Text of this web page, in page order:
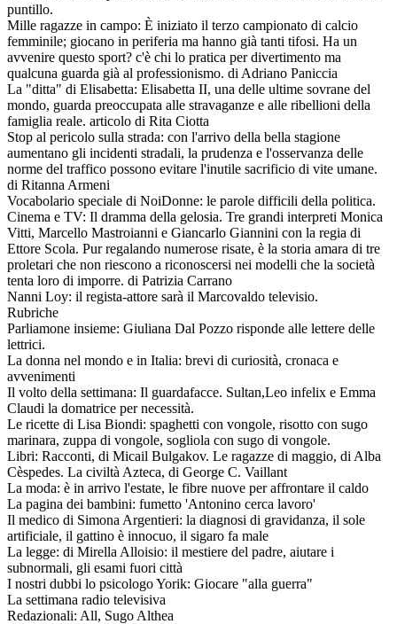
puntillo.
Mille ragazze in campo: È iniziato il terzo campionato di calcio
femminile; giocano in periferia ma hanno già tanti tifosi. Ha un
avvenire questo sport? c'è chi lo pratica per divertimento ma
qualcuna guarda già al professionismo. di Adriano Paniccia
La "ditta" di Elisabetta: Elisabetta II, una delle ultime sovrane del
mondo, guarda preoccupata alle stravaganze e alle ribellioni della
famiglia reale. articolo di Rita Ciotta
Stop al pericolo sulla strada: con l'arrivo della bella stagione
aumentano gli incidenti stradali, la prudenza e l'osservanza delle
norme del traffico possono evitare l'inutile sacrificio di vite umane.
di Ritanna Armeni
Vocabolario speciale di NoiDonne: le parole difficili della politica.
Cinema e TV: Il dramma della gelosia. Tre grandi interpreti Monica
Vitti, Marcello Mastroianni e Giancarlo Giannini con la regia di
Ettore Scola. Pur regalando numerose risate, è la storia amara di tre
proletari che non riescono a riconoscersi nei modelli che la società
tenta loro di imporre. di Patrizia Carrano
Nanni Loy: il regista-attore sarà il Marcovaldo televisio.
Rubriche
Parliamone insieme: Giuliana Dal Pozzo risponde alle lettere delle
lettrici.
La donna nel mondo e in Italia: brevi di curiosità, cronaca e
avvenimenti
Il volto della settimana: Il guardafacce. Sultan,Leo infelix e Emma
Claudi la domatrice per necessità.
Le ricette di Lisa Biondi: spaghetti con vongole, risotto con sugo
marinara, zuppa di vongole, sogliola con sugo di vongole.
Libri: Racconti, di Micail Bulgakov. Le ragazze di maggio, di Alba
Cèspedes. La civiltà Azteca, di George C. Vaillant
La moda: è in arrivo l'estate, le fibre nuove per affrontare il caldo
La pagina dei bambini: fumetto 'Antonino cerca lavoro'
Il medico di Simona Argentieri: la diagnosi di gravidanza, il sole
artificiale, il gattino è innocuo, il sigaro fa male
La legge: di Mirella Alloisio: il mestiere del padre, aiutare i
subnormali, gli esami fuori città
I nostri dubbi lo psicologo Yorik: Giocare "alla guerra"
La settimana radio televisiva
Redazionali: All, Sugo Althea